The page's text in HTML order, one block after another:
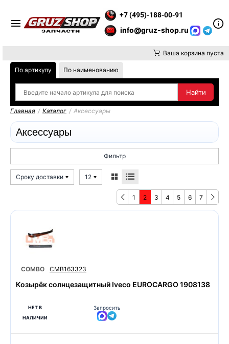
+7 (495)-188-00-91
info@gruz-shop.ru
Ваша корзина пуста
По артикулу По наименованию
Главная / Каталог / Аксессуары
Аксессуары
Фильтр
Сроку доставки 12
1 2 3 4 5 6 7
COMBO CMB163323
Козырёк солнцезащитный Iveco EUROCARGO 1908138
НЕТ В
НАЛИЧИИ
Запросить